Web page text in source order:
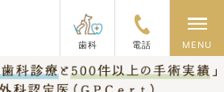
歯科 電話
メ
MENU